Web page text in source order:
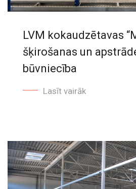
LVM kokaudzētavas
šķirošanas un
būvniecība
Lasīt vairāk